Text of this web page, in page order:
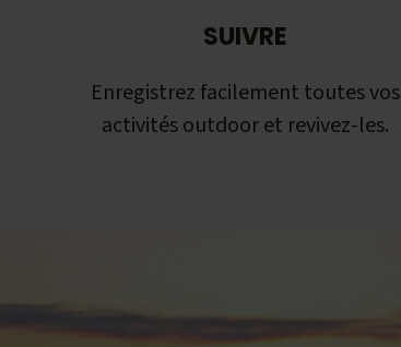
SUIVRE
Enregistrez facilement toutes vos
activités outdoor et revivez-les.